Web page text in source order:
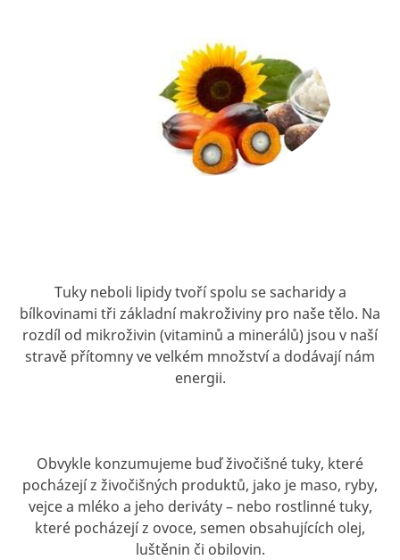
Tuky neboli lipidy tvoří spolu se sacharidy a
bílkovinami tři základní makroživiny pro naše tělo. Na
rozdíl od mikroživin (vitaminů a minerálů) jsou v naší
stravě přítomny ve velkém množství a dodávají nám
energii.
Obvykle konzumujeme buď živočišné tuky, které
pocházejí z živočišných produktů, jako je maso, ryby,
vejce a mléko a jeho deriváty – nebo rostlinné tuky,
které pocházejí z ovoce, semen obsahujících olej,
luštěnin či obilovin.